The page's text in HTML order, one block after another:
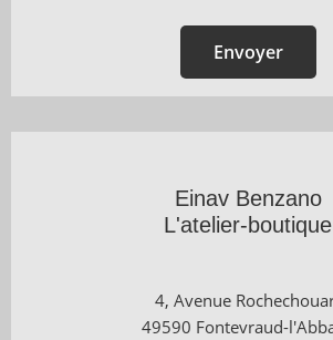
Einav Benzano
L'atelier-boutique
4, Avenue
49590 Fontevraud-